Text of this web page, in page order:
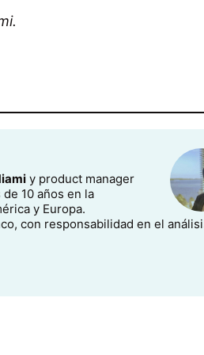
y product manager
10 años en la
y Europa.
con responsabilidad en el